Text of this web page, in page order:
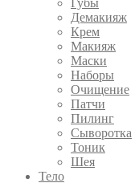
Демакияж
Крем
Макияж
Маски
Наборы
Очищение
Патчи
Пилинг
Сыворотка
Тоник
Шея
Тело